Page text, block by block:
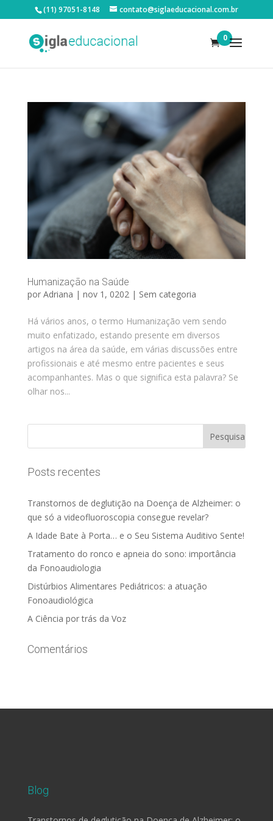
(11) 97051-8148 contato@siglaeducacional.com.br
0
Humanização na Saúde
por Adriana | nov 1, 0202| Sem categoria
Há vários anos, o termo Humanização vem sendo
muito enfatizado, estando presente em diversos
artigos na área da saúde, em várias discussões entre
profissionais e até mesmo entre pacientes e seus
acompanhantes. Mas o que significa esta palavra? Se
olhar nos...
Posts recentes
Transtornos de deglutição na Doença de Alzheimer: o
que só a videofluoroscopia consegue revelar?
A Idade Bate à Porta… e o Seu Sistema Auditivo Sente!
Tratamento do ronco e apneia do sono: importância
da Fonoaudiologia
Distúrbios Alimentares Pediátricos: a atuação
Fonoaudiológica
A Ciência por trás da Voz
Comentários
Blog